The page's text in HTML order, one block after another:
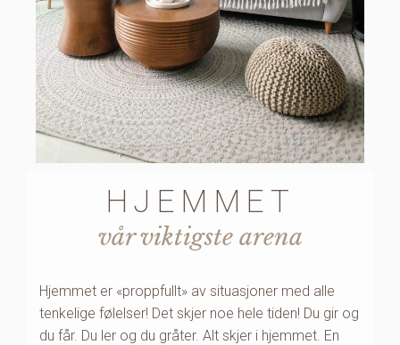
HJEMMET
vår viktigste arena
Hjemmet er «proppfullt» av situasjoner med alle
tenkelige følelser! Det skjer noe hele tiden! Du gir og
du får. Du ler og du gråter. Alt skjer i hjemmet. En